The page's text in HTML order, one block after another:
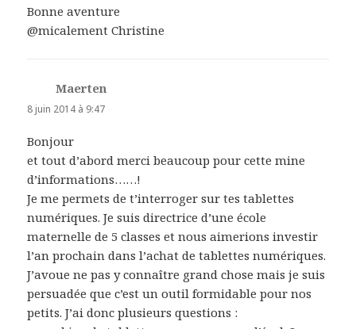
Bonne aventure
@micalement Christine
Maerten
8 juin 2014 à 9:47
Bonjour
et tout d’abord merci beaucoup pour cette mine
d’informations……!
Je me permets de t’interroger sur tes tablettes
numériques. Je suis directrice d’une école
maternelle de 5 classes et nous aimerions investir
l’an prochain dans l’achat de tablettes numériques.
J’avoue ne pas y connaître grand chose mais je suis
persuadée que c’est un outil formidable pour nos
petits. J’ai donc plusieurs questions :